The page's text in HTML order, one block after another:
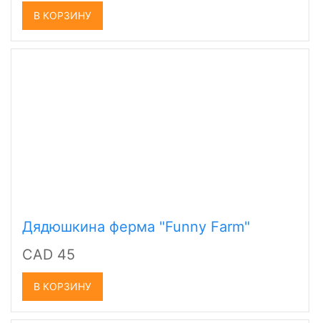
В КОРЗИНУ
Дядюшкина ферма "Funny Farm"
CAD 45
В КОРЗИНУ